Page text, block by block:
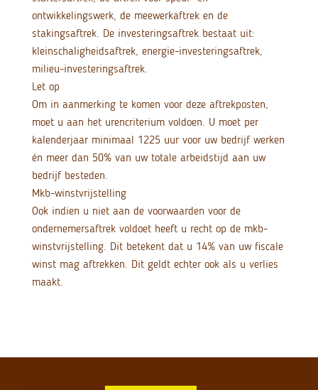
ontwikkelingswerk, de meewerkaftrek en de
stakingsaftrek. De investeringsaftrek bestaat uit:
kleinschaligheidsaftrek, energie-investeringsaftrek,
milieu-investeringsaftrek.
Let op
Om in aanmerking te komen voor deze aftrekposten,
moet u aan het urencriterium voldoen. U moet per
kalenderjaar minimaal 1225 uur voor uw bedrijf werken
én meer dan 50% van uw totale arbeidstijd aan uw
bedrijf besteden.
Mkb-winstvrijstelling
Ook indien u niet aan de voorwaarden voor de
ondernemersaftrek voldoet heeft u recht op de mkb-
winstvrijstelling. Dit betekent dat u 14% van uw fiscale
winst mag aftrekken. Dit geldt echter ook als u verlies
maakt.